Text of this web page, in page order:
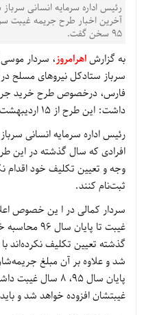
رئیس اداره سرمایه انسانی
۹۵ سخن گفت.
به گزارشاهرامروز، سردار موسی
سرباز ستادکل نیروهای مسلح در
داشت: این طرح از 15 اردیبهشت ماه شروع شده است.
رئیس اداره سرمایه انسانی
افرادی که سال گذشته در این
وجه و تعیین تکلیف خود اقدام
ثبت‌نام کنند.
سردار کمالی در ا ین خصوص
غیبت تا
شد و علاوه بر آن مبلغ
غیبتشان افزوده خواهد شد و